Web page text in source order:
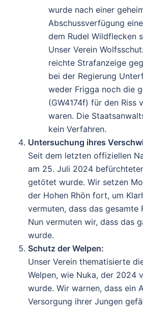
wurde nach einer
Abschussverfügung
dem Rudel Wildflecken
Unser Verein
reichte Strafanzeige
bei der Regierung
weder Frigga noch die
(GW4174f) für den Riss
waren. Die
kein Verfahren.
Untersuchung ihres
Seit dem letzten offiziellen
am 25. Juli 2024
getötet wurde. Wir setzen
der Hohen Rhön fort, um
vermuten, dass das gesamte
Nun vermuten wir, dass das
wurde.
Schutz der Welpen:
Unser Verein thematisierte
Welpen, wie Nuka, der 2024
wurde. Wir warnen, dass ein
Versorgung ihrer Jungen